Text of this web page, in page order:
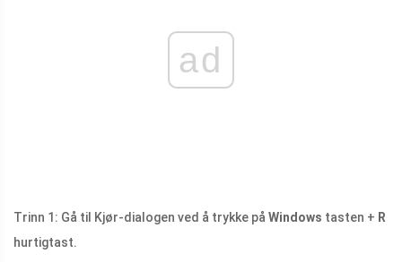
ad
Trinn 1: Gå til Kjør-dialogen ved å trykke på Windows tasten + R
hurtigtast.